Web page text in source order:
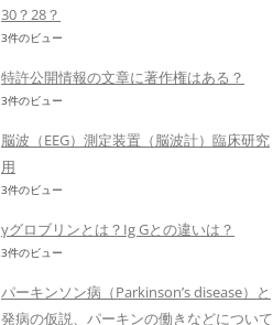
30？28？
3件のビュー
特許公開情報の文章に著作権はある？
3件のビュー
脳波（EEG）測定装置（脳波計）臨床研究
用
3件のビュー
γグロブリンとは？Ig Gとの違いは？
3件のビュー
パーキンソン病（Parkinson’s disease）と
発病の仮説、パーキンの働きなどについて